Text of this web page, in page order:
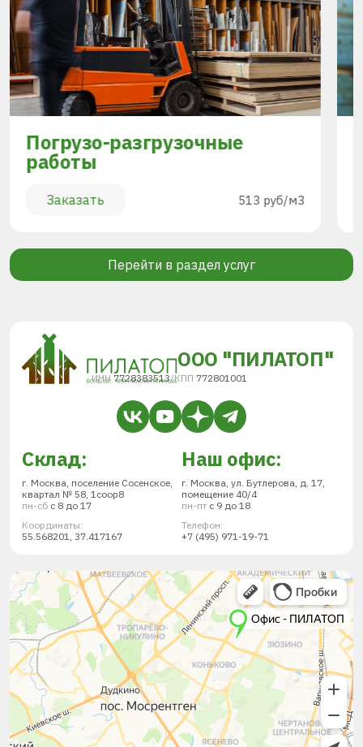
Погрузо-разгрузочные
работы
Заказать 513 руб/м3
Перейти в раздел услуг
ООО "ПИЛАТОП"
ИНН 7728383513/КПП 772801001
Склад:
г. Москва, поселение Сосенское,
квартал № 58, 1соор8
пн-сб с 8 до 17
Координаты:
55.568201, 37.417167
Наш офис:
г. Москва, ул. Бутлерова, д. 17,
помещение 40/4
пн-пт с 9 до 18
Телефон:
+7 (495) 971-19-71